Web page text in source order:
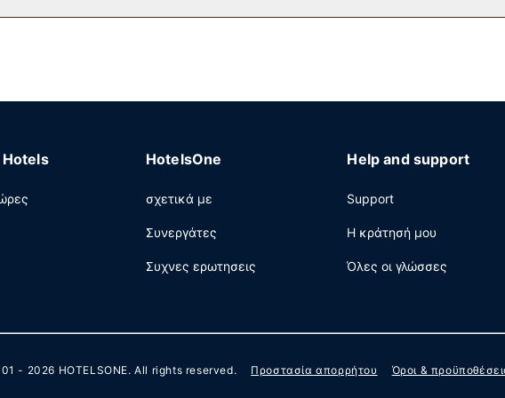
HotelsOne
σχετικά με
Συνεργάτες
Συχνες ερωτησεις
Help and support
Support
Η κράτησή μου
Όλες οι γλώσσες
- 2026 HOTELSONE. All rights reserved. Προστασία απορρήτου Όροι &